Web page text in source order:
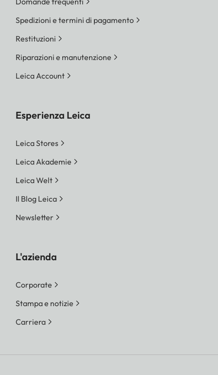
Spedizioni e termini di pagamento
Restituzioni
Riparazioni e manutenzione
Leica Account
Esperienza Leica
Leica Stores
Leica Akademie
Leica Welt
Il Blog Leica
Newsletter
L'azienda
Corporate
Stampa e notizie
Carriera